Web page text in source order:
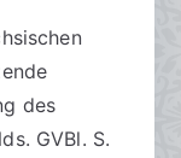
des
GVBl. S.